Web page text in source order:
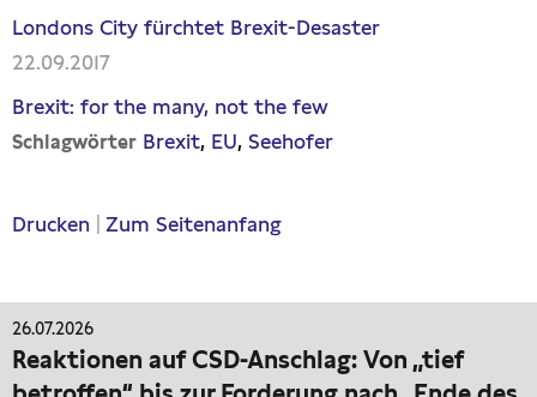
Londons City fürchtet Brexit-Desaster
22.09.2017
Brexit: for the many, not the few
Schlagwörter Brexit EU Seehofer
Drucken Zum Seitenanfang
26.07.2026
Reaktionen auf CSD-Anschlag: Von „tief